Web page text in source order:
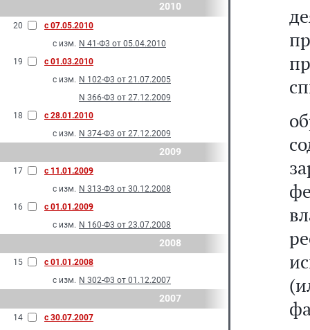
2010
20
с 07.05.2010
с изм. N 41-Ф3 от 05.04.2010
19
с 01.03.2010
с изм. N 102-Ф3 от 21.07.2005
N 366-Ф3 от 27.12.2009
18
с 28.01.2010
с изм. N 374-Ф3 от 27.12.2009
2009
17
с 11.01.2009
с изм. N 313-Ф3 от 30.12.2008
16
с 01.01.2009
с изм. N 160-Ф3 от 23.07.2008
2008
15
с 01.01.2008
с изм. N 302-Ф3 от 01.12.2007
2007
14
с 30.07.2007